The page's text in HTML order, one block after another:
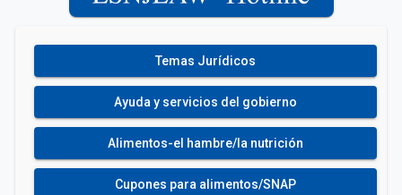
Temas Jurídicos
Ayuda y servicios del gobierno
Alimentos-el hambre/la nutrición
Cupones para alimentos/SNAP